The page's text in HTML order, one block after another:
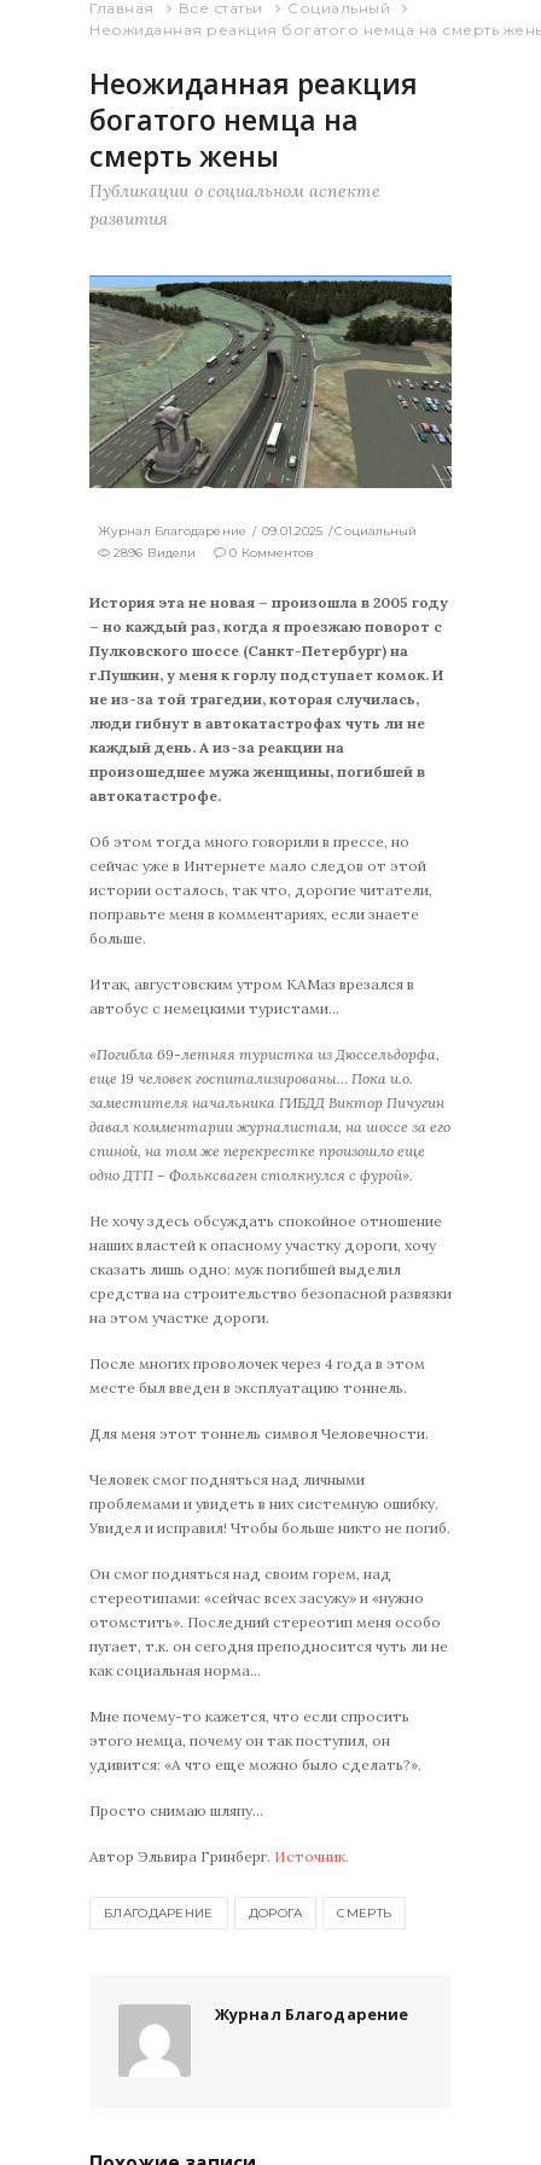
Главная Все статьи
Социальный
Неожиданная реакция богатого немца на смерть
Неожиданная реакция
богатого немца на
смерть жены
Публикации о социальном аспекте
развития
Журнал Благодарение 09.01.2025
Социальный
2896 Видели
0 Комментов
История эта не новая – произошла в 2005 году
– но каждый раз, когда я проезжаю поворот с
Пулковского шоссе (Санкт-Петербург) на
г.Пушкин, у меня к горлу подступает комок. И
не из-за той трагедии, которая случилась,
люди гибнут в автокатастрофах чуть ли не
каждый день. А из-за реакции на
произошедшее мужа женщины, погибшей в
автокатастрофе.
Об этом тогда много говорили в прессе, но
сейчас уже в Интернете мало следов от этой
истории осталось, так что, дорогие читатели,
поправьте меня в комментариях, если знаете
больше.
Итак, августовским утром КАМаз врезался в
автобус с немецкими туристами…
«Погибла 69-летняя туристка из Дюссельдорфа,
еще 19 человек госпитализированы… Пока и.о.
заместителя начальника ГИБДД Виктор Пичугин
давал комментарии журналистам, на шоссе за его
спиной, на том же перекрестке произошло еще
одно ДТП – Фольксваген столкнулся с фурой».
Не хочу здесь обсуждать спокойное отношение
наших властей к опасному участку дороги, хочу
сказать лишь одно: муж погибшей выделил
средства на строительство безопасной развязки
на этом участке дороги.
После многих проволочек через 4 года в этом
месте был введен в эксплуатацию тоннель.
Для меня этот тоннель символ Человечности.
Человек смог подняться над личными
проблемами и увидеть в них системную ошибку.
Увидел и исправил! Чтобы больше никто не погиб.
Он смог подняться над своим горем, над
стереотипами: «сейчас всех засужу» и «нужно
отомстить». Последний стереотип меня особо
пугает, т.к. он сегодня преподносится чуть ли не
как социальная норма…
Мне почему-то кажется, что если спросить
этого немца, почему он так поступил, он
удивится: «А что еще можно было сделать?».
Просто снимаю шляпу…
Aвтор Эльвира Гринберг. Источник.
БЛАГОДАРЕНИЕ ДОРОГА СМЕРТЬ
Журнал Благодарение